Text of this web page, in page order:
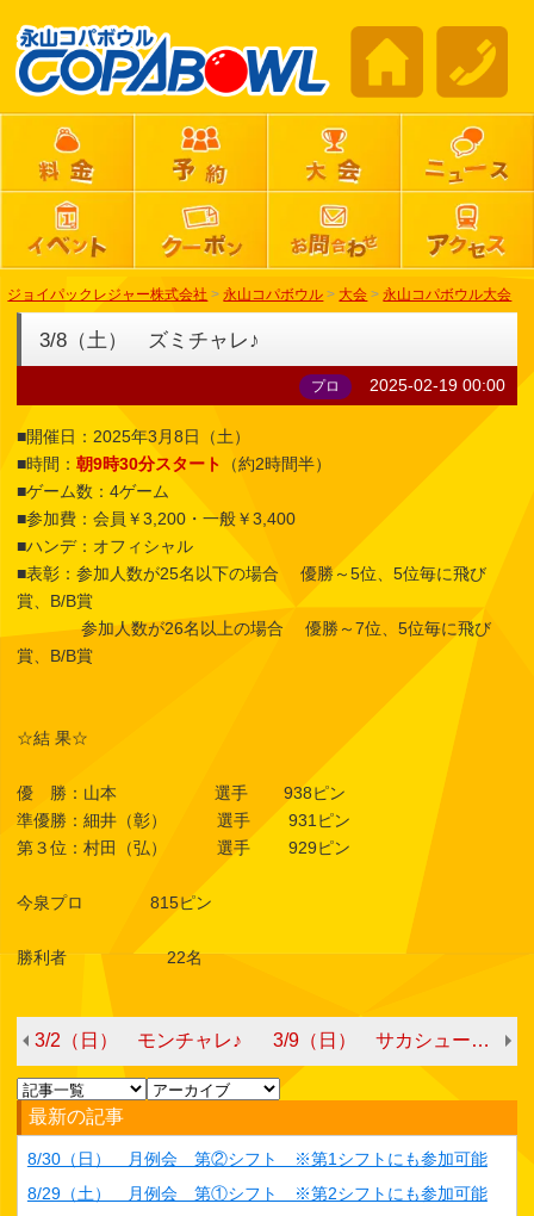
ジョイパックレジャー株式会社 > 永山コパボウル > 大会 > 永山コパボウル大会
3/8（土） ズミチャレ♪
プロ 2025-02-19 00:00
■開催日：2025年3月8日（土）
■時間： 朝9時30分スタート
（約2時間半）
■ゲーム数：4ゲーム
■参加費：会員￥3,200・一般￥3,400
■ハンデ：オフィシャル
■表彰：参加人数が25名以下の場合 優勝～5位、5位毎に飛び
賞、B/B賞
参加人数が26名以上の場合 優勝～7位、5位毎に飛び
賞、B/B賞
☆結 果☆
優 勝：山本 選手 938ピン
準優勝：細井（彰） 選手 931ピン
第３位：村田（弘） 選手 929ピン
今泉プロ 815ピン
勝利者 22名
3/2（日） モンチャレ♪ 3/9（日） サカシューチャレ♪
最新の記事
8/30（日） 月例会 第②シフト ※第1シフトにも参加可能
8/29（土） 月例会 第①シフト ※第2シフトにも参加可能